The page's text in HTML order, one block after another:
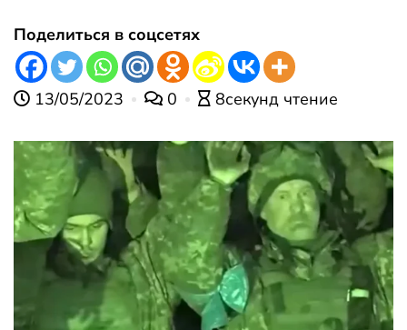
Поделиться в соцсетях
13/05/2023 0 8секунд чтение